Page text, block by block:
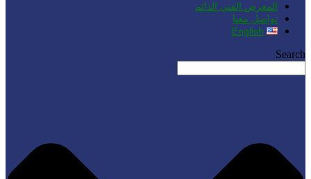
المعرض الفني الدائم
تواصل معنا
English
Search